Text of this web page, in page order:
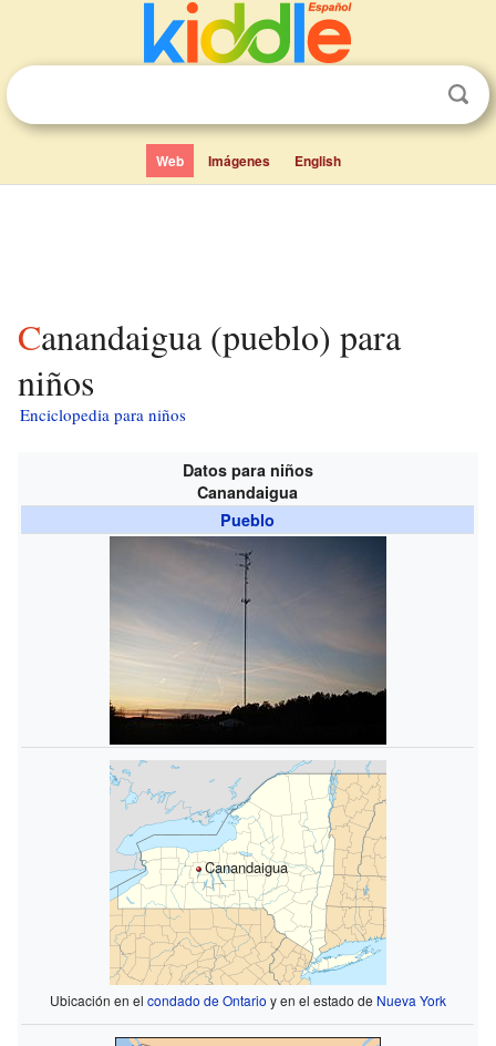
Web Imágenes English
Canandaigua (pueblo) para
niños
Enciclopedia para niños
Datos para niños
Canandaigua
Pueblo
Canandaigua
Ubicación en el condado de Ontario y en el estado de Nueva York